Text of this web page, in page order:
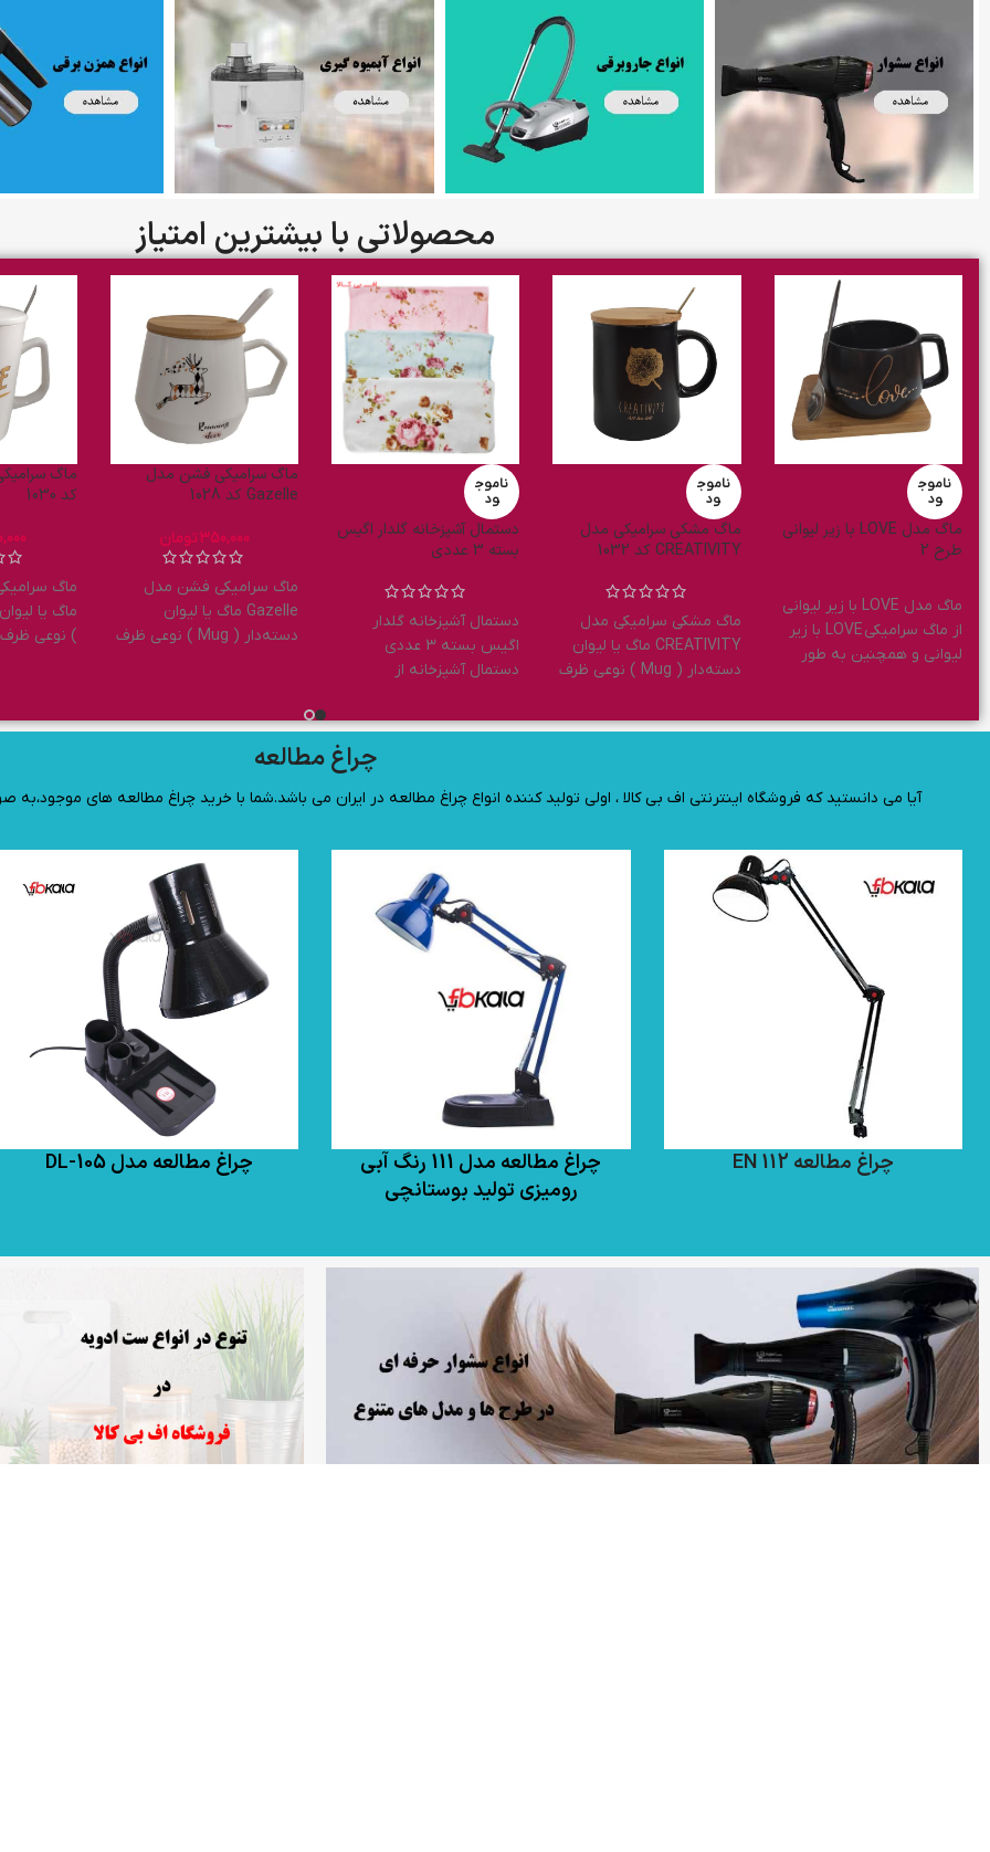
محصولاتی با بیشترین امتیاز
ناموج
دستمال آشپزخانه گلدار اگیس
بسته 3 عددی
دستمال آشپزخانه گلدار
اگیس بسته 3 عددی
دستمال آشپزخانه از
نظافت ، برق انداختن و تمیز
ماگ سرامیکی فشن مدل
Gazelle کد 1028
350,000تومان
ماگ سرامیکی فشن مدل
Gazelle ماگ یا لیوان
دسته‌دار ( Mug ) نوعی ظرف
از دسته ظرف های آشپزخانه
کد 1030
300,000تومان
ماگ سرامیکی زیبا مدل Time
ماگ یا لیوان دسته‌دار ( Mug
) نوعی ظرف از دسته ظرف
های آشپزخانه و
ماگ سرامیکی عاشقانه مدل
LOVE کد 1029
300,000تومان
ماگ سرامیکی عاشقانه مدل
LOVE ماگ یا لیوان دسته‌دار
( Mug ) نوعی ظرف از دسته
فلاسک
نیم لیتری کد 1010
فلاسک
این فلاسک
دست ،
چراغ مطالعه
آیا می دانستید که فروشگاه اینترنتی اف بی کالا ، اولی تولید کننده انواع چراغ مطالعه در ایران می باشد.شما با خرید چراغ مطالعه های
چراغ مطالعه EN 112
چراغ مطالعه مدل 111 رنگ آبی
رومیزی تولید بوستانچی
چراغ مطالعه مدل DL-105